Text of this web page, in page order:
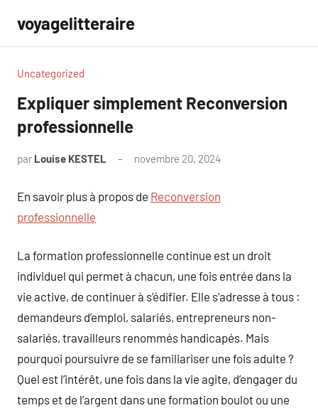
contenu
voyagelitteraire
Uncategorized
Expliquer simplement Reconversion
professionnelle
par Louise KESTEL novembre 20, 2024
En savoir plus à propos de Reconversion
professionnelle
La formation professionnelle continue est un droit
individuel qui permet à chacun, une fois entrée dans la
vie active, de continuer à s’édifier. Elle s’adresse à tous :
demandeurs d’emploi, salariés, entrepreneurs non-
salariés, travailleurs renommés handicapés. Mais
pourquoi poursuivre de se familiariser une fois adulte ?
Quel est l’intérêt, une fois dans la vie agite, d’engager du
temps et de l’argent dans une formation boulot ou une